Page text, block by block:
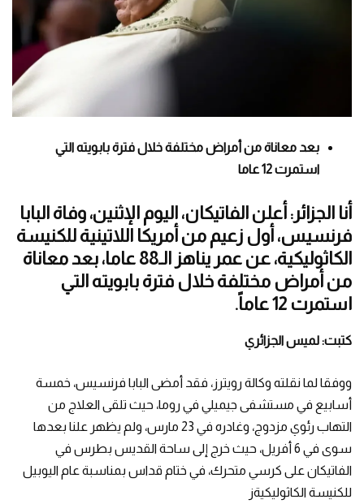
بعد معاناة من أمراض مختلفة خلال فترة بابويته التي
استمرت 12 عاما
أنا الجزائر: أعلن الفاتيكان، اليوم الإثنين، وفاة البابا
فرنسيس، أول زعيم من أمريكا اللاتينية للكنيسة
الكاثوليكية، عن عمر يناهز الـ88 عاما، بعد معاناة
من أمراض مختلفة خلال فترة بابويته التي
استمرت 12 عاماً.
كتبت: لميس الجزائري
ووفقا لما نقلته وكالة رويترز، فقد أمضى البابا فرنسيس، خمسة
أسابيع في مستشفى جيميلي في روما، حيث تلقى العلاج من
التهاب رئوي مزدوج، وغادره في 23 مارس، ولم يظهر علنا بعدها
سوى في 6 أفريل، حيث خرج إلى ساحة القديس بطرس في
الفاتيكان على كرسي متحرك، في ختام قداس بمناسبة عام اليوبيل
للكنيسة الكاثوليكيةز